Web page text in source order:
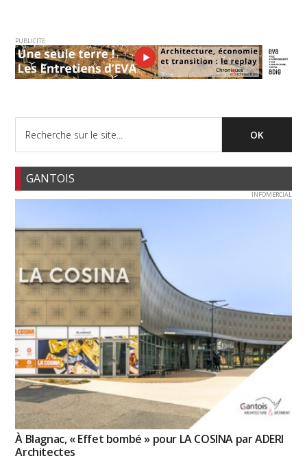
PUBLICITE
GANTOIS
INFOMERCIAL
À Blagnac, « Effet bombé » pour LA COSINA par ADERI
Architectes